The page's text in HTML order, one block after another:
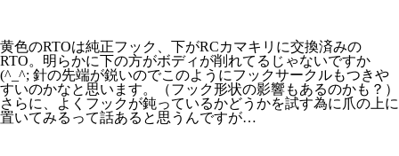
黄色のRTOは純正フック、下がRCカマキリに交換済みの
RTO。明らかに下の方がボディが削れてるじゃないですか
(^_^; 針の先端が鋭いのでこのようにフックサークルもつきや
すいのかなと思います。（フック形状の影響もあるのかも？）
さらに、よくフックが鈍っているかどうかを試す為に爪の上に
置いてみるって話あると思うんですが…